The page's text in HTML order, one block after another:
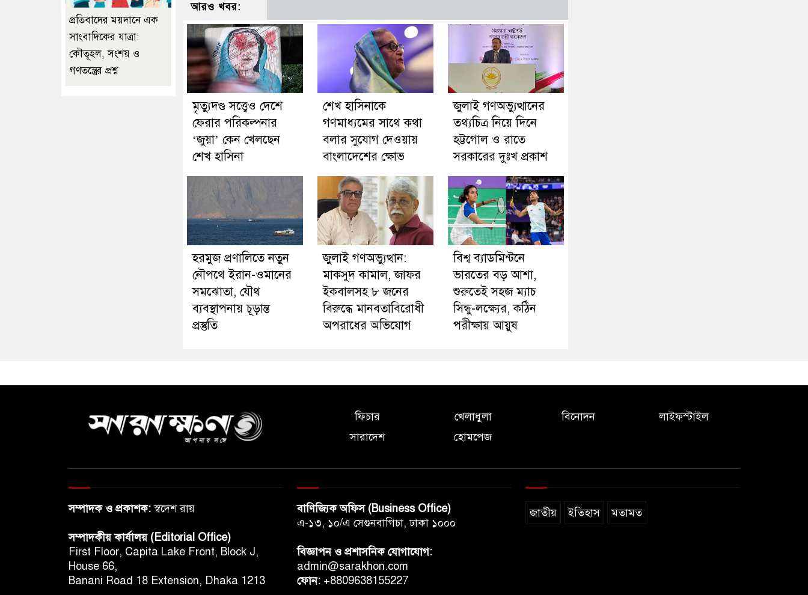
আরও খবর:
মৃত্যুদণ্ড সত্ত্বেও দেশে
ফেরার পরিকল্পনার
‘জুয়া’ কেন খেলছেন
শেখ হাসিনা
শেখ হাসিনাকে
গণমাধ্যমের সাথে কথা
বলার সুযোগ দেওয়ায়
বাংলাদেশের ক্ষোভ
জুলাই গণঅভ্যুত্থানের
তথ্যচিত্র নিয়ে দিনে
হট্টগোল ও রাতে
সরকারের দুঃখ প্রকাশ
হরমুজ প্রণালিতে নতুন
নৌপথে ইরান-ওমানের
সমঝোতা, যৌথ
ব্যবস্থাপনায় চূড়ান্ত
প্রস্তুতি
জুলাই গণঅভ্যুত্থান:
মাকসুদ কামাল, জাফর
ইকবালসহ ৮ জনের
বিরুদ্ধে মানবতাবিরোধী
অপরাধের অভিযোগ
বিশ্ব ব্যাডমিন্টনে
ভারতের বড় আশা,
শুরুতেই সহজ ম্যাচ
সিন্ধু-লক্ষ্যের, কঠিন
পরীক্ষায় আয়ুষ
প্রতিবাদের ময়দানে এক
সাংবাদিকের যাত্রা:
কৌতূহল, সংশয় ও
গণতন্ত্রের প্রশ্ন
ফিচার খেলাধুলা বিনোদন
লাইফস্টাইল
সারাদেশ
হোমপেজ
সম্পাদক ও প্রকাশক:স্বদেশ রায়
সম্পাদকীয় কার্যালয় (Editorial Office)
First Floor, Capita Lake Front, Block J,
House 66,
Banani Road 18 Extension, Dhaka 1213
বাণিজ্যিক অফিস (Business Office)
এ-১৩, ১০/এ সেগুনবাগিচা, ঢাকা ১০০০
বিজ্ঞাপন ও প্রশাসনিক যোগাযোগ:
admin@sarakhon.com
ফোন: +8809638155227
জাতীয় ইতিহাস মতামত